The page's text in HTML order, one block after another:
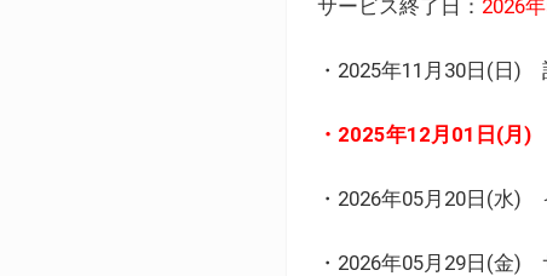
サービス終了日： 2026
・2025年11月30日(日)
・2025年12月01日(月)
・2026年05月20日(水)
・2026年05月29日(金)